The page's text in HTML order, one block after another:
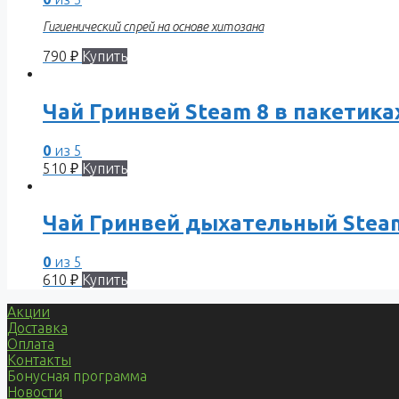
Гигиенический спрей на основе хитозана
790 ₽ Купить
Чай Гринвей Steam 8 в
0 из 5
510 ₽ Купить
Чай Гринвей дыхательный
0 из 5
610 ₽ Купить
Акции
Доставка
Оплата
Контакты
Бонусная программа
Новости